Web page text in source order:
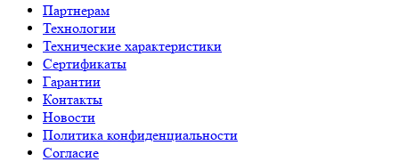
Партнерам
Технологии
Технические характеристики
Сертификаты
Гарантии
Контакты
Новости
Политика конфиденциальности
Согласие